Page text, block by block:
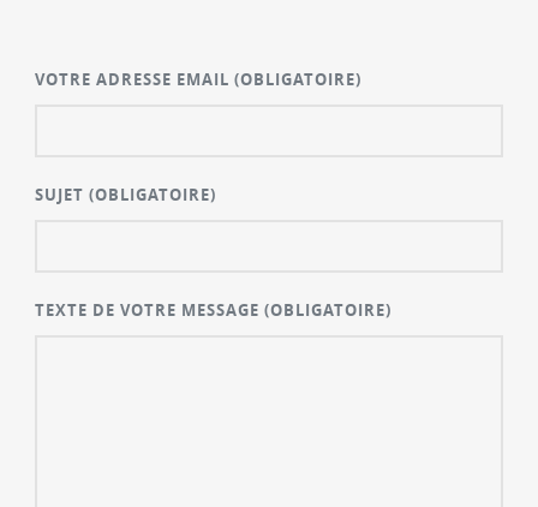
VOTRE ADRESSE EMAIL(OBLIGATOIRE)
SUJET(OBLIGATOIRE)
TEXTE DE VOTRE MESSAGE(OBLIGATOIRE)